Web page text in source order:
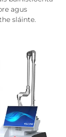
agus
sláinte.